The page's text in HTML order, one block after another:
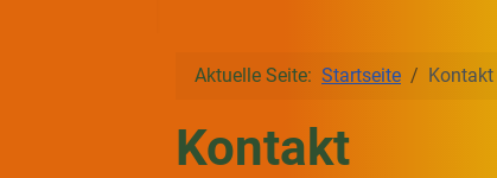
Aktuelle Seite: Startseite Kontakt
Kontakt